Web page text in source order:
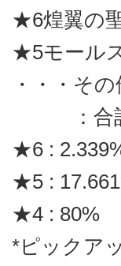
★6煌翼の
★5モール
・・・そ
：合計
★6 :
★5 :
★4 : 80%
*ピックア